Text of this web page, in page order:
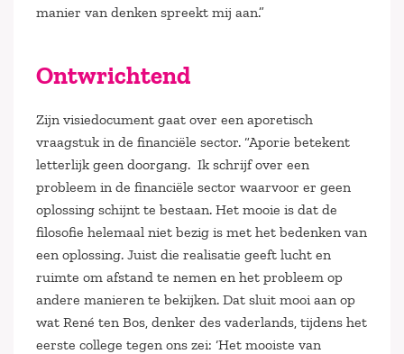
manier van denken spreekt mij aan.”
Ontwrichtend
Zijn visiedocument gaat over een aporetisch
vraagstuk in de financiële sector. “Aporie betekent
letterlijk geen doorgang. Ik schrijf over een
probleem in de financiële sector waarvoor er geen
oplossing schijnt te bestaan. Het mooie is dat de
filosofie helemaal niet bezig is met het bedenken van
een oplossing. Juist die realisatie geeft lucht en
ruimte om afstand te nemen en het probleem op
andere manieren te bekijken. Dat sluit mooi aan op
wat René ten Bos, denker des vaderlands, tijdens het
eerste college tegen ons zei: ‘Het mooiste van